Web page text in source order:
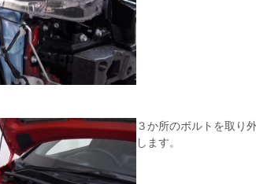
３か所のボルトを取り
します。